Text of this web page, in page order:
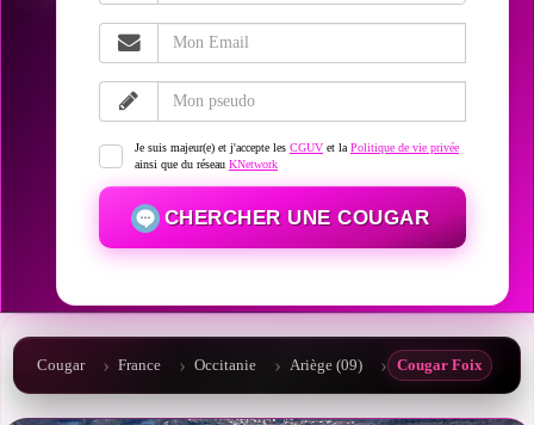
Je suis majeur(e) et j'accepte les CGUV et la Politique de vie privée
ainsi que du réseau KNetwork
CHERCHER UNE COUGAR
Cougar France Occitanie Ariège (09) Cougar Foix